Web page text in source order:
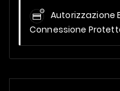
Autorizzazione
Connessione